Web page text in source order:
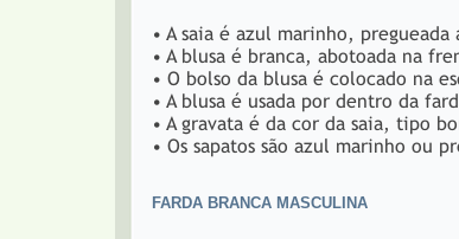
• A saia é azul marinho,
• A blusa é branca, abotoada na
• O bolso da blusa é colocado na
• A blusa é usada por dentro da
• A gravata é da cor da saia, tipo
• Os sapatos são azul marinho ou
FARDA BRANCA MASCULINA